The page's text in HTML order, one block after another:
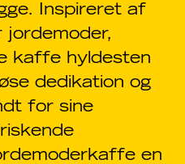
Inspireret af
kaffe hyldesten
dedikation og
for sine
en